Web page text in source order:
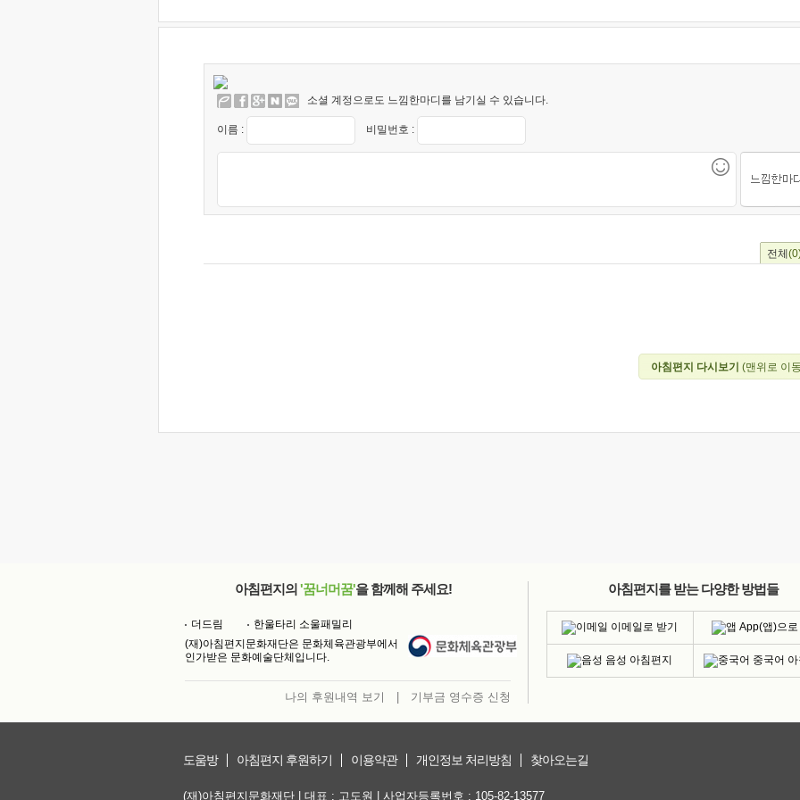
소셜 계정으로도 느낌한마디를 남기실 수 있습니다.
이름 : 비밀번호 :
전체
아침편지 다시보기 (맨위로 이
아침편지의 '꿈너머꿈'을 함께해 주세요!
더드림
한울타리 소울패밀리
(재)아침편지문화재단은 문화체육관광부에서
인가받은 문화예술단체입니다.
나의 후원내역 보기 기부금 영수증 신청
아침편지를 받는 다양한 방법들
이메일로 받기 App(앱)으로
음성 아침편지 중국어
도움방 아침편지 후원하기 이용약관 개인정보 처리방침 찾아오는길
(재)아침편지문화재단 | 대표 : 고도원 | 사업자등록번호 : 105-82-13577